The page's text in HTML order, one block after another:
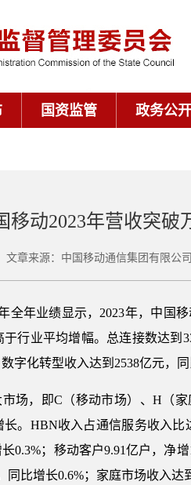
国资监管 政务公开
移动2023年营收突破
文章来源：中国移动通信集团有限
全年业绩显示，2023年，中国
于行业平均增幅。总连接数达到
字化转型收入达到2538亿元，同
场，即C（移动市场）、H（
。HBN收入占通信服务收入
0.3%；移动客户9.91亿户，净
比增长0.6%；家庭市场收入